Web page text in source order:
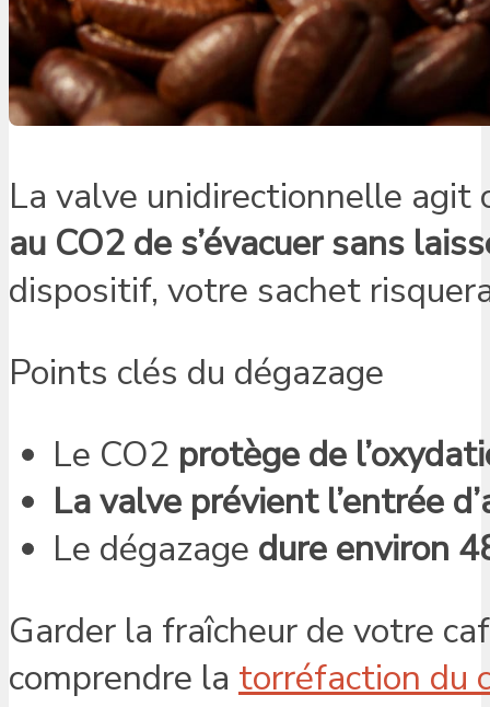
La valve unidirectionnelle agit
au CO2 de s’évacuer sans
dispositif, votre sachet
Points clés du dégazage
Le CO2 protège de
La valve prévient l’entrée
Le dégazage dure environ
Garder la fraîcheur de votre
comprendre la torréfaction du